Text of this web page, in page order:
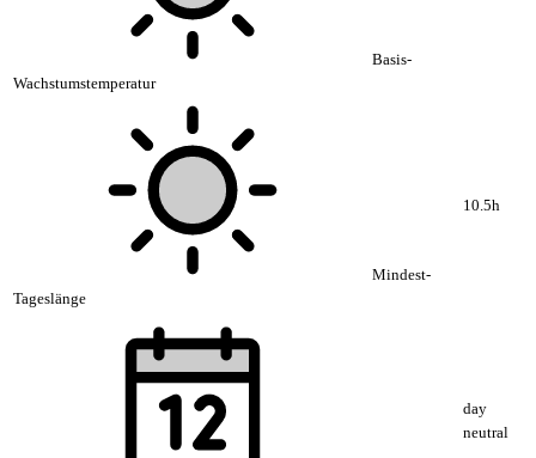
Basis-
Wachstumstemperatur
Mindest-
Tageslänge
10.5h
day
neutral